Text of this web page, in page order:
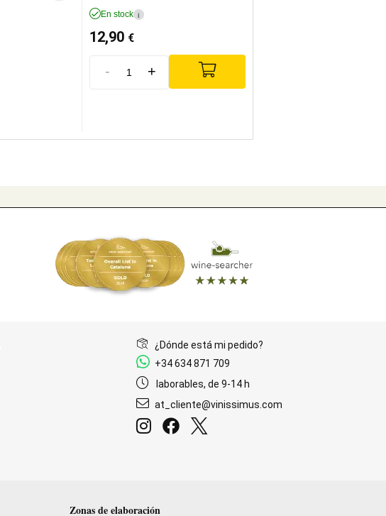
En stock i
12,90 €
- +
¿Dónde está mi pedido?
+34 634 871 709
laborables, de 9-14 h
at_cliente@vinissimus.com
Zonas de elaboración